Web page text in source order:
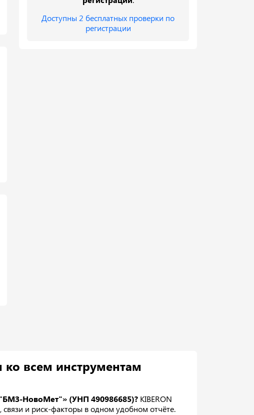
Доступны 2 бесплатных проверки по
регистрации
всем инструментам
"БМЗ-НовоМет"» (УНП 490986685)? KIBERON
связи и риск-факторы в одном удобном отчёте.